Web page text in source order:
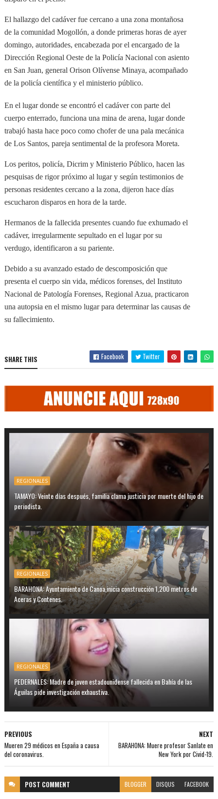
El hallazgo del cadáver fue cercano a una zona montañosa
de la comunidad Mogollón, a donde primeras horas de ayer
domingo, autoridades, encabezada por el encargado de la
Dirección Regional Oeste de la Policía Nacional con asiento
en San Juan, general Orison Olívense Minaya, acompañado
de la policía científica y el ministerio público.
En el lugar donde se encontró el cadáver con parte del
cuerpo enterrado, funciona una mina de arena, lugar donde
trabajó hasta hace poco como chofer de una pala mecánica
de Los Santos, pareja sentimental de la profesora Moreta.
Los peritos, policía, Dicrim y Ministerio Público, hacen las
pesquisas de rigor próximo al lugar y según testimonios de
personas residentes cercano a la zona, dijeron hace días
escucharon disparos en hora de la tarde.
Hermanos de la fallecida presentes cuando fue exhumado el
cadáver, irregularmente sepultado en el lugar por su
verdugo, identificaron a su pariente.
Debido a su avanzado estado de descomposición que
presenta el cuerpo sin vida, médicos forenses, del Instituto
Nacional de Patología Forenses, Regional Azua, practicaron
una autopsia en el mismo lugar para determinar las causas de
su fallecimiento.
SHARE THIS Facebook Twitter
REGIONALES
TAMAYO: Veinte días después, familia clama justicia por muerte del hijo de
periodista.
REGIONALES
BARAHONA: Ayuntamiento de Canoa,inicia construcción 1,200 metros de
Aceras y Contenes.
REGIONALES
PEDERNALES: Madre de joven estadounidense fallecida en Bahía de las
Águilas pide investigación exhaustiva.
NEXT
BARAHONA: Muere profesor Sanlate en
New York por Civid-19.
PREVIOUS
Mueren 29 médicos en España a causa
del coronavirus.
POST COMMENT BLOGGER DISQUS FACEBOOK